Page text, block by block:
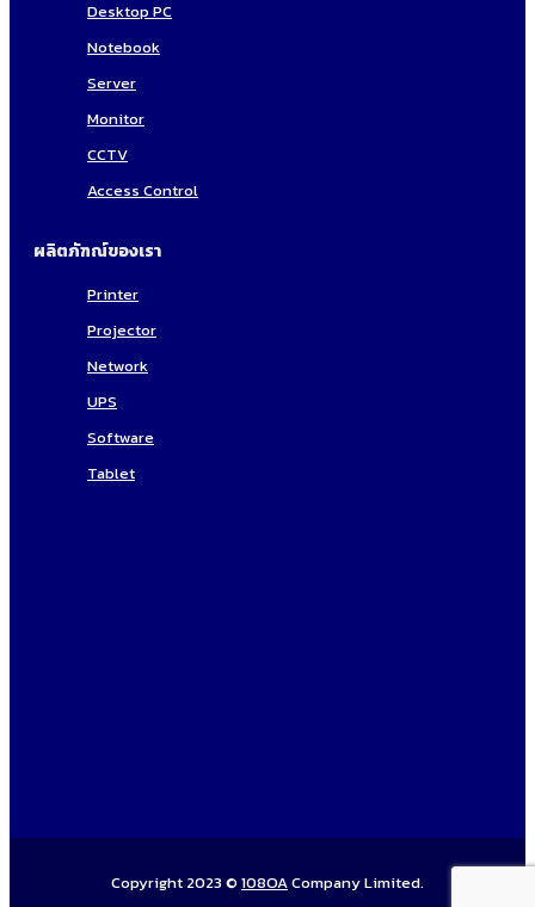
Desktop PC
Notebook
Server
Monitor
CCTV
Access Control
ผลิตภัฑณ์ของเรา
Printer
Projector
Network
UPS
Software
Tablet
Copyright 2023 © 108OACompany Limited.